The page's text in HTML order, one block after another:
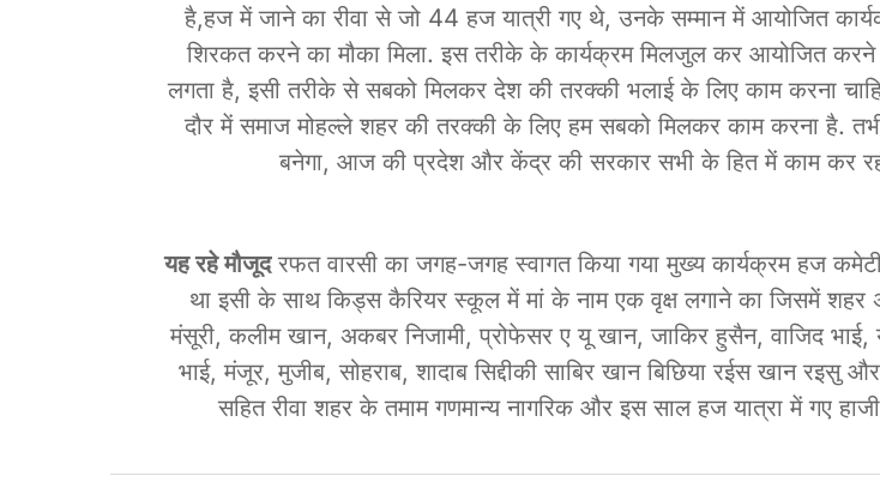
है,हज में जाने का रीवा से जो 44 हज यात्री गए थे, उनके सम्मान में आयोजित
शिरकत करने का मौका मिला. इस तरीके के कार्यक्रम मिलजुल कर आयोजित
लगता है, इसी तरीके से सबको मिलकर देश की तरक्की भलाई के लिए काम करना
दौर में समाज मोहल्ले शहर की तरक्की के लिए हम सबको मिलकर काम करना है.
बनेगा, आज की प्रदेश और केंद्र की सरकार सभी के हित में काम कर
यह रहे मौजूदरफत वारसी का जगह-जगह स्वागत किया गया मुख्य कार्यक्रम हज
था इसी के साथ किड्स कैरियर स्कूल में मां के नाम एक वृक्ष लगाने का जिसमें शहर
मंसूरी, कलीम खान, अकबर निजामी, प्रोफेसर ए यू खान, जाकिर हुसैन, वाजिद भाई,
भाई, मंजूर, मुजीब, सोहराब, शादाब सिद्दीकी साबिर खान बिछिया रईस खान रइसु
सहित रीवा शहर के तमाम गणमान्य नागरिक और इस साल हज यात्रा में गए